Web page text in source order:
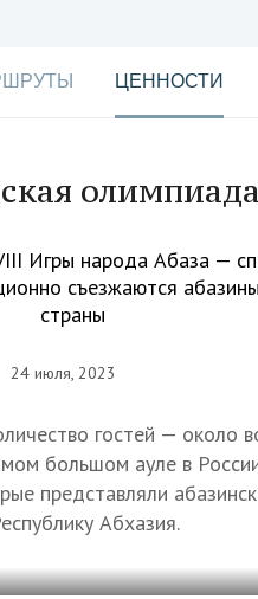
ЦЕННОСТИ
олимпиада
Игры народа Абаза —
съезжаются
страны
24 июля, 2023
гостей — около
большом ауле в
представляли
Абхазия.